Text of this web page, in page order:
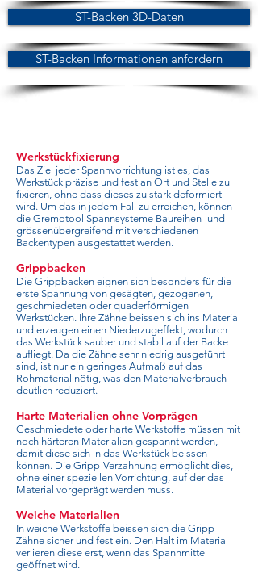
ST-Backen 3D-Daten
ST-Backen Informationen anfordern
Werkstückfixierung
Das Ziel jeder Spannvorrichtung ist es, das
Werkstück präzise und fest an Ort und Stelle zu
fixieren, ohne dass dieses zu stark deformiert
wird. Um das in jedem Fall zu erreichen, können
die Gremotool Spannsysteme Baureihen- und
grössenübergreifend mit verschiedenen
Backentypen ausgestattet werden.
Grippbacken
Die Grippbacken eignen sich besonders für die
erste Spannung von gesägten, gezogenen,
geschmiedeten oder quaderförmigen
Werkstücken. Ihre Zähne beissen sich ins Material
und erzeugen einen Niederzugeffekt, wodurch
das Werkstück sauber und stabil auf der Backe
aufliegt. Da die Zähne sehr niedrig ausgeführt
sind, ist nur ein geringes Aufmaß auf das
Rohmaterial nötig, was den Materialverbrauch
deutlich reduziert.
Harte Materialien ohne Vorprägen
Geschmiedete oder harte Werkstoffe müssen mit
noch härteren Materialien gespannt werden,
damit diese sich in das Werkstück beissen
können. Die Gripp-Verzahnung ermöglicht dies,
ohne einer speziellen Vorrichtung, auf der das
Material vorgeprägt werden muss.
Weiche Materialien
In weiche Werkstoffe beissen sich die Gripp-
Zähne sicher und fest ein. Den Halt im Material
verlieren diese erst, wenn das Spannmittel
geöffnet wird.